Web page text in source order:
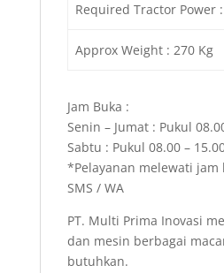
Required Tractor Power
Approx Weight : 270 Kg
Jam Buka :
Senin – Jumat : Pukul
Sabtu : Pukul 08.00 –
*Pelayanan melewati jam
SMS / WA
PT. Multi Prima Inovasi
dan mesin berbagai
butuhkan.